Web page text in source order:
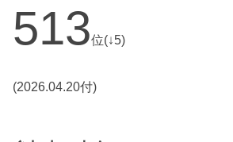
513位(↓5)
(2026.04.20付)